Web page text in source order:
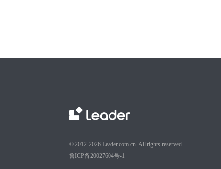
© 2012-2026 Leader.com.cn. All rights reserved.
鲁ICP备20027604号-1